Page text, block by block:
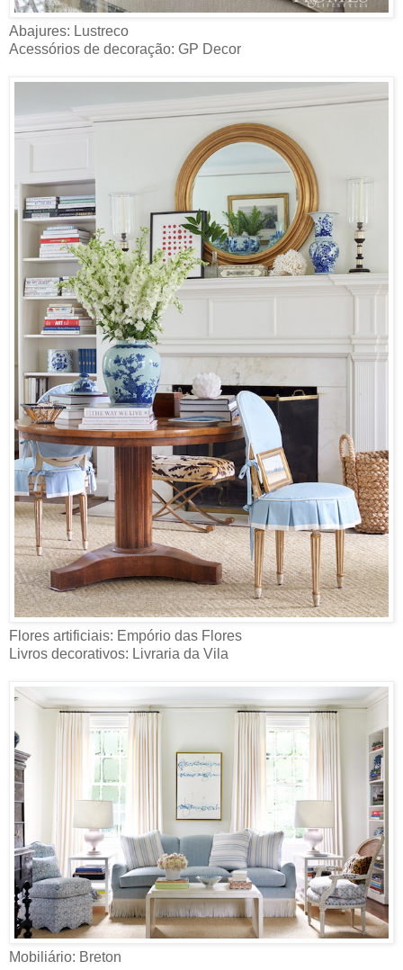
Abajures: Lustreco
Acessórios de decoração: GP Decor
Flores artificiais: Empório das Flores
Livros decorativos: Livraria da Vila
Mobiliário: Breton